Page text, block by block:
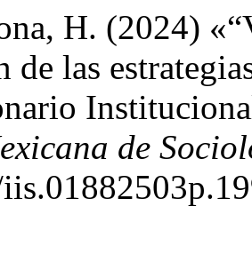
H. (2024)
de las
de